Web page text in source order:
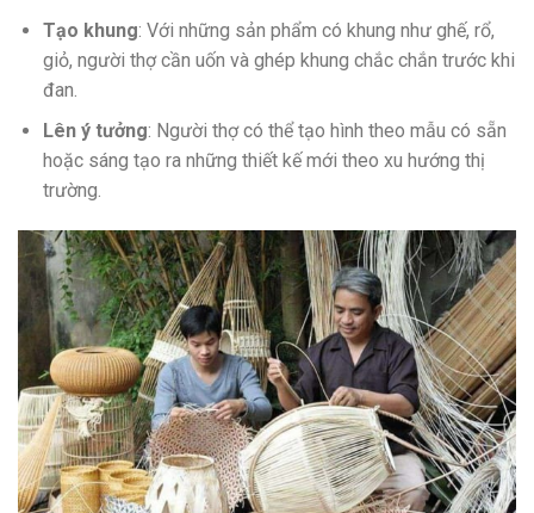
Tạo khung: Với những sản phẩm có khung như ghế, rổ,
giỏ, người thợ cần uốn và ghép khung chắc chắn trước khi
đan.
Lên ý tưởng: Người thợ có thể tạo hình theo mẫu có sẵn
hoặc sáng tạo ra những thiết kế mới theo xu hướng thị
trường.